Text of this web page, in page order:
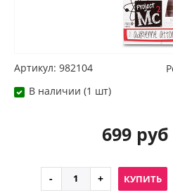
Артикул: 982104
В наличии (1 шт)
699 руб
КУПИТЬ